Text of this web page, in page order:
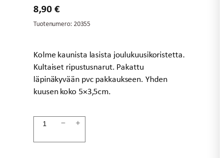
8,90 €
Tuotenumero: 20355
Kolme kaunista lasista joulukuusikoristetta.
Kultaiset ripustusnarut. Pakattu
läpinäkyvään pvc pakkaukseen. Yhden
kuusen koko 5×3,5cm.
Lasiset
− +